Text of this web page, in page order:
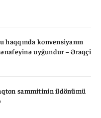
haqqında konvensiyanın
uyğundur – Əraqçi
sammitinin ildönümü